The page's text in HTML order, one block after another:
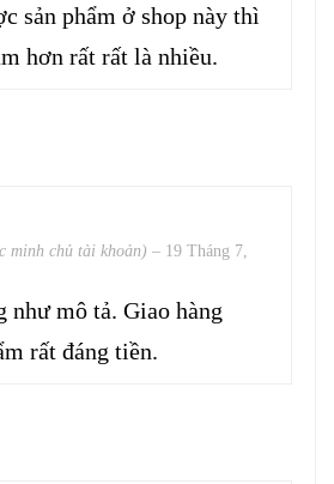
sản phẩm ở shop này thì
hơn rất rất là nhiều.
minh chủ tài khoản) – 19 Tháng 7,
như mô tả. Giao hàng
rất đáng tiền.